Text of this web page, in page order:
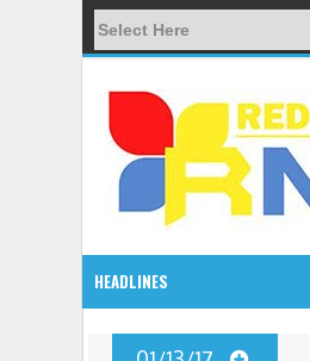
HEADLINES
08:03 AM